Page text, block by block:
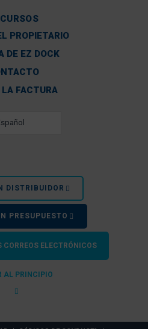
PROPIETARIO
DE EZ DOCK
LA FACTURA
DISTRIBUIDOR
PRESUPUESTO
CORREOS ELECTRÓNICOS
AL PRINCIPIO